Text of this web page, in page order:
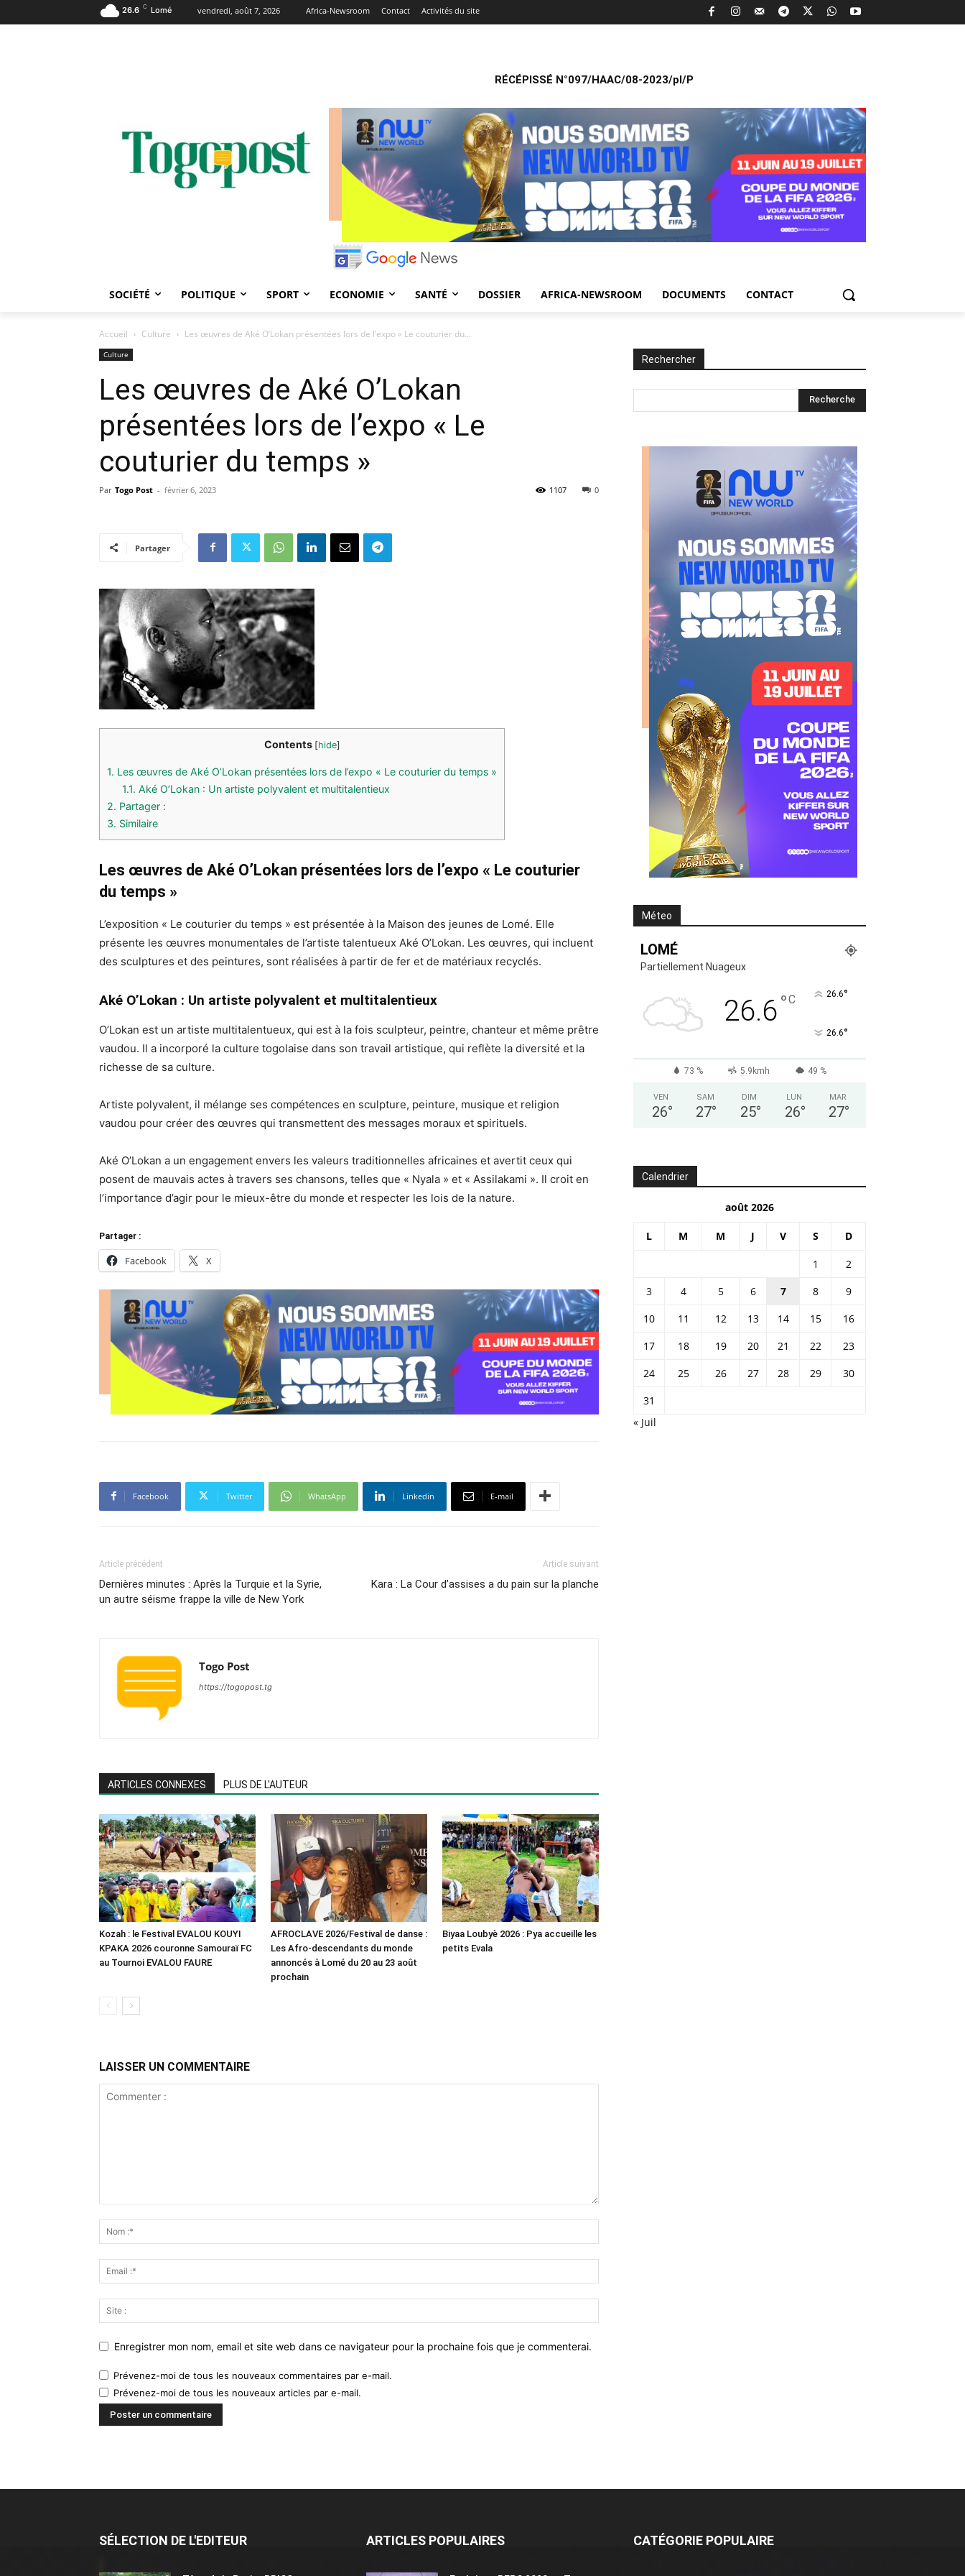
26.6 C Lomé vendredi, août 7, 2026 Africa-Newsroom Contact Activités du site
RÉCÉPISSÉ N°097/HAAC/08-2023/pl/P
SOCIÉTÉ POLITIQUE SPORT ECONOMIE SANTÉ DOSSIER AFRICA-NEWSROOM DOCUMENTS CONTACT
Accueil Culture Les œuvres de Aké O’Lokan présentées lors de l’expo « Le couturier du...
Culture
Les œuvres de Aké O’Lokan
présentées lors de l’expo « Le
couturier du temps »
Par Togo Post - février 6, 2023 0
1107
Partager
Contents [hide]
1. Les œuvres de Aké O’Lokan présentées lors de l’expo « Le couturier du temps »
1.1. Aké O’Lokan : Un artiste polyvalent et multitalentieux
2. Partager :
3. Similaire
Les œuvres de Aké O’Lokan présentées lors de l’expo « Le couturier
du temps »
L’exposition « Le couturier du temps » est présentée à la Maison des jeunes de Lomé. Elle
présente les œuvres monumentales de l’artiste talentueux Aké O’Lokan. Les œuvres, qui incluent
des sculptures et des peintures, sont réalisées à partir de fer et de matériaux recyclés.
Aké O’Lokan : Un artiste polyvalent et multitalentieux
O’Lokan est un artiste multitalentueux, qui est à la fois sculpteur, peintre, chanteur et même prêtre
vaudou. Il a incorporé la culture togolaise dans son travail artistique, qui reflète la diversité et la
richesse de sa culture.
Artiste polyvalent, il mélange ses compétences en sculpture, peinture, musique et religion
vaudou pour créer des œuvres qui transmettent des messages moraux et spirituels.
Aké O’Lokan a un engagement envers les valeurs traditionnelles africaines et avertit ceux qui
posent de mauvais actes à travers ses chansons, telles que « Nyala » et « Assilakami ». Il croit en
l’importance d’agir pour le mieux-être du monde et respecter les lois de la nature.
Partager :
Facebook X
Facebook Twitter WhatsApp Linkedin E-mail
Article précédent
Dernières minutes : Après la Turquie et la Syrie,
un autre séisme frappe la ville de New York
Article suivant
Kara : La Cour d’assises a du pain sur la planche
Togo Post
https://togopost.tg
ARTICLES CONNEXES PLUS DE L'AUTEUR
Kozah : le Festival EVALOU KOUYI
KPAKA 2026 couronne Samouraï FC
au Tournoi EVALOU FAURE
AFROCLAVE 2026/Festival de danse :
Les Afro-descendants du monde
annoncés à Lomé du 20 au 23 août
prochain
Biyaa Loubyè 2026 : Pya accueille les
petits Evala
LAISSER UN COMMENTAIRE
Enregistrer mon nom, email et site web dans ce navigateur pour la prochaine fois que je commenterai.
Prévenez-moi de tous les nouveaux commentaires par e-mail.
Prévenez-moi de tous les nouveaux articles par e-mail.
Rechercher
Méteo
LOMÉ
Partiellement Nuageux
26.6°C 26.6°
26.6°
73 % 5.9kmh 49 %
VEN
26°
SAM
27°
DIM
25°
LUN
26°
MAR
27°
Calendrier
août 2026
L M M J V S D
1
2
3
4 5 6 7 8
9
10
11 12 13 14 15
16
17
18 19 20 21 22
23
24
25 26 27 28 29
30
31
« Juil
SÉLECTION DE L'EDITEUR ARTICLES POPULAIRES CATÉGORIE POPULAIRE